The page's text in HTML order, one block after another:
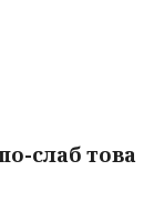
слаб това